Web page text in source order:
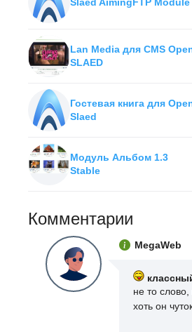
Lan Media для CMS
SLAED
Гостевая книга для
Slaed
Модуль Альбом 1.3
Stable
Комментарии
MegaWeb
не то
хоть он